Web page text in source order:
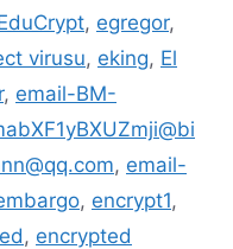
, egregor,
virusu, eking, El
, email-BM-
, email-
, encrypt1,
, encrypted